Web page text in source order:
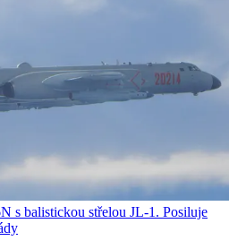
s balistickou střelou JL-1. Posiluje